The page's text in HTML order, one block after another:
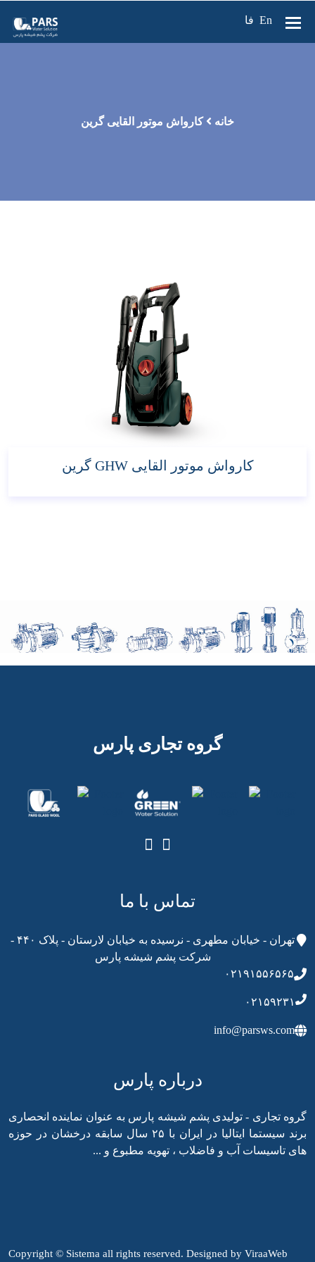
En فا
خانه کارواش موتور القایی گرین
کارواش موتور القایی GHW گرین
گروه تجاری پارس
تماس با ما
تهران - خیابان مطهری - نرسیده به خیابان لارستان - پلاک ۴۴۰ -
شرکت پشم شیشه پارس
۰۲۱۹۱۵۵۶۵۶۵
۰۲۱۵۹۲۳۱
info@parsws.com
درباره پارس
گروه تجاری - تولیدی پشم شیشه پارس به عنوان نماینده انحصاری
برند سیستما ایتالیا در ایران با ۲۵ سال سابقه درخشان در حوزه
های تاسیسات آب و فاضلاب ، تهویه مطبوع و ...
Copyright © Sistema all rights reserved. Designed by ViraaWeb